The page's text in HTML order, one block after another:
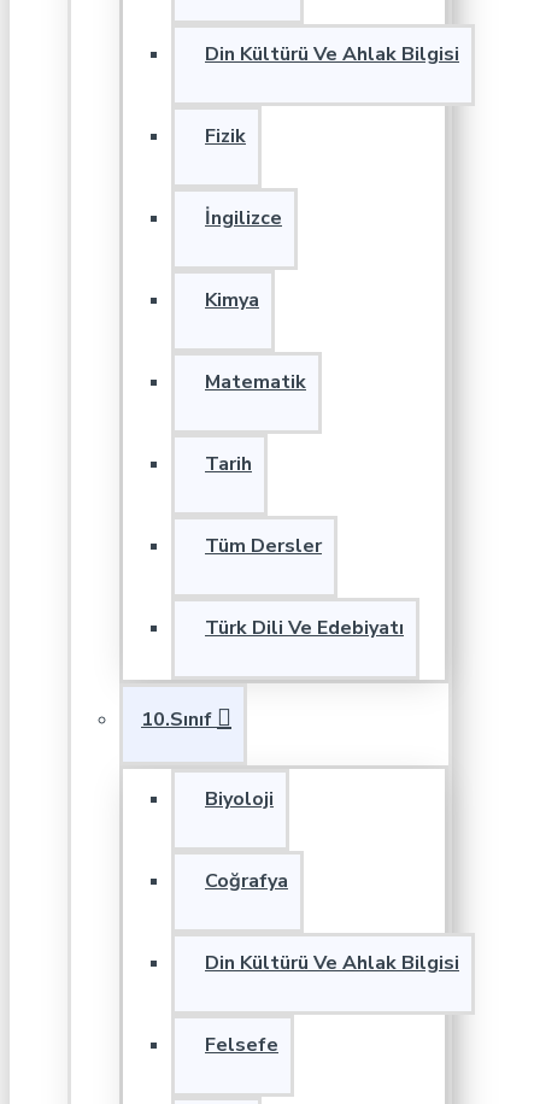
Din Kültürü Ve Ahlak Bilgisi
Fizik
İngilizce
Kimya
Matematik
Tarih
Tüm Dersler
Türk Dili Ve Edebiyatı
10.Sınıf
Biyoloji
Coğrafya
Din Kültürü Ve Ahlak Bilgisi
Felsefe